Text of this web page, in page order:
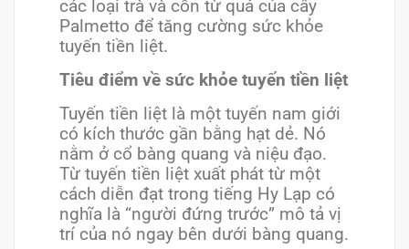
các loại trà và cồn từ quả của cây
Palmetto để tăng cường sức khỏe
tuyến tiền liệt.
Tiêu điểm về sức khỏe tuyến tiền liệt
Tuyến tiền liệt là một tuyến nam giới
có kích thước gần bằng hạt dẻ. Nó
nằm ở cổ bàng quang và niệu đạo.
Từ tuyến tiền liệt xuất phát từ một
cách diễn đạt trong tiếng Hy Lạp có
nghĩa là “người đứng trước” mô tả vị
trí của nó ngay bên dưới bàng quang.